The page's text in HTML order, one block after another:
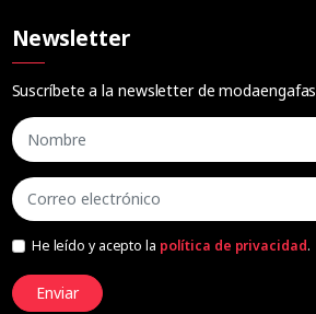
Newsletter
Suscríbete a la newsletter de
He leído y acepto la política de privacidad.
Enviar